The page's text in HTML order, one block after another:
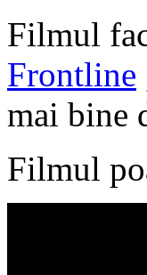
Filmul
Frontline
mai bine
Filmul